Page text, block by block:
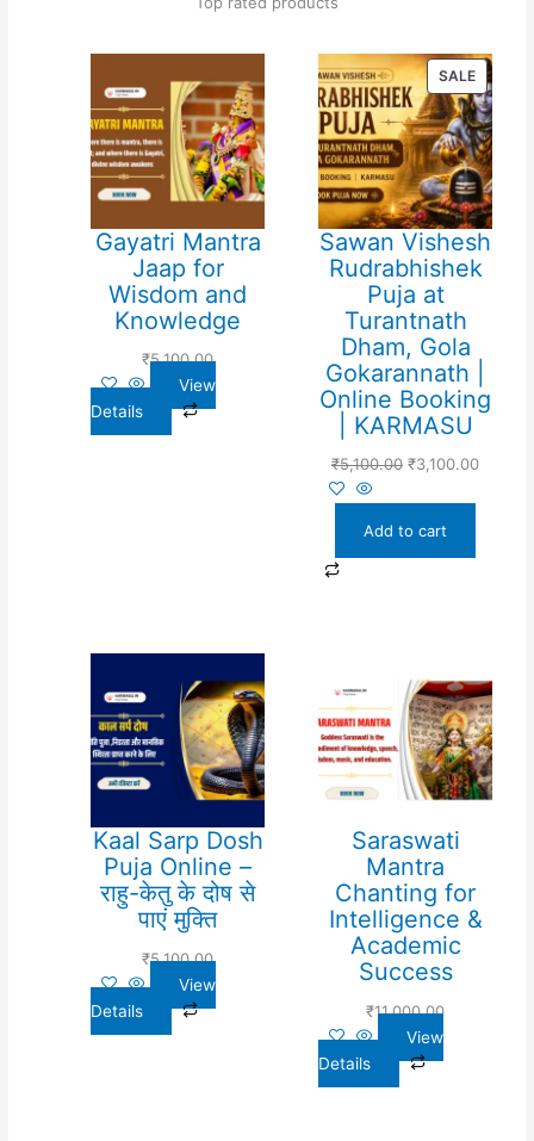
Gayatri Mantra
Jaap for
Wisdom and
Knowledge
₹5,100.00
View
Details
SALE
ON
SALE
Sawan Vishesh
Rudrabhishek
Puja at
Turantnath
Dham, Gola
Gokarannath |
Online Booking
| KARMASU
₹5,100.00 ₹3,100.00
Add to cart
Kaal Sarp Dosh
Puja Online –
राहु-केतु के दोष से
पाएं मुक्ति
₹5,100.00
View
Details
Saraswati
Mantra
Chanting for
Intelligence &
Academic
Success
₹11,000.00
View
Details